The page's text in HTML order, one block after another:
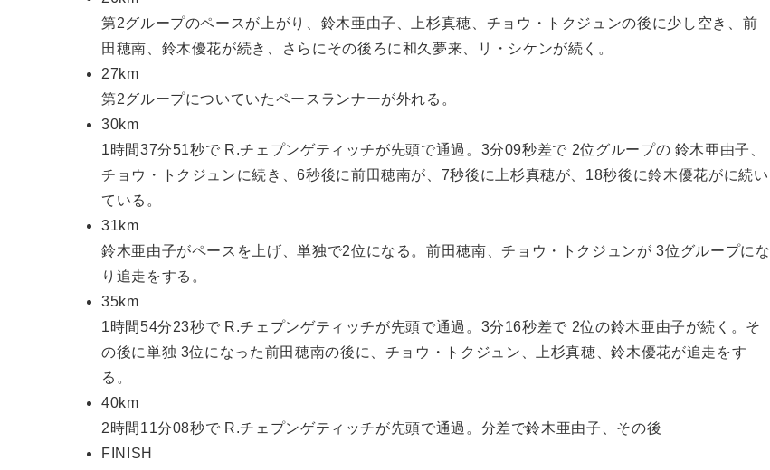
第2グループのペースが上がり、鈴木亜由子、上杉真穂、チョウ・トクジュンの後に少し空き、前
田穂南、鈴木優花が続き、さらにその後ろに和久夢来、リ・シケンが続く。
27km
第2グループについていたペースランナーが外れる。
30km
1時間37分51秒で R.チェプンゲティッチが先頭で通過。3分09秒差で 2位グループの 鈴木亜由子、
チョウ・トクジュンに続き、6秒後に前田穂南が、7秒後に上杉真穂が、18秒後に鈴木優花がに続い
ている。
31km
鈴木亜由子がペースを上げ、単独で2位になる。前田穂南、チョウ・トクジュンが 3位グループにな
り追走をする。
35km
1時間54分23秒で R.チェプンゲティッチが先頭で通過。3分16秒差で 2位の鈴木亜由子が続く。そ
の後に単独 3位になった前田穂南の後に、チョウ・トクジュン、上杉真穂、鈴木優花が追走をす
る。
40km
2時間11分08秒で R.チェプンゲティッチが先頭で通過。分差で鈴木亜由子、その後
FINISH